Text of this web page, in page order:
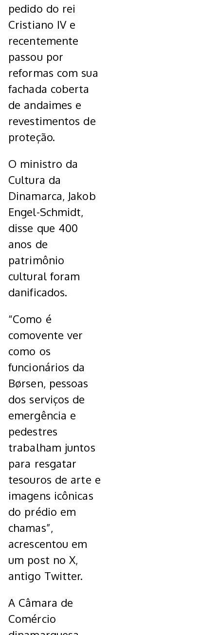
pedido do rei
Cristiano IV e
recentemente
passou por
reformas com sua
fachada coberta
de andaimes e
revestimentos de
proteção.
O ministro da
Cultura da
Dinamarca, Jakob
Engel-Schmidt,
disse que 400
anos de
patrimônio
cultural foram
danificados.
“Como é
comovente ver
como os
funcionários da
Børsen, pessoas
dos serviços de
emergência e
pedestres
trabalham juntos
para resgatar
tesouros de arte e
imagens icônicas
do prédio em
chamas”,
acrescentou em
um post no X,
antigo Twitter.
A Câmara de
Comércio